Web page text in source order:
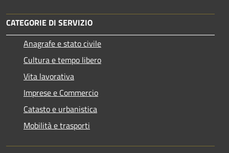
CATEGORIE DI SERVIZIO
Anagrafe e stato civile
Cultura e tempo libero
Vita lavorativa
Imprese e Commercio
Catasto e urbanistica
Mobilità e trasporti